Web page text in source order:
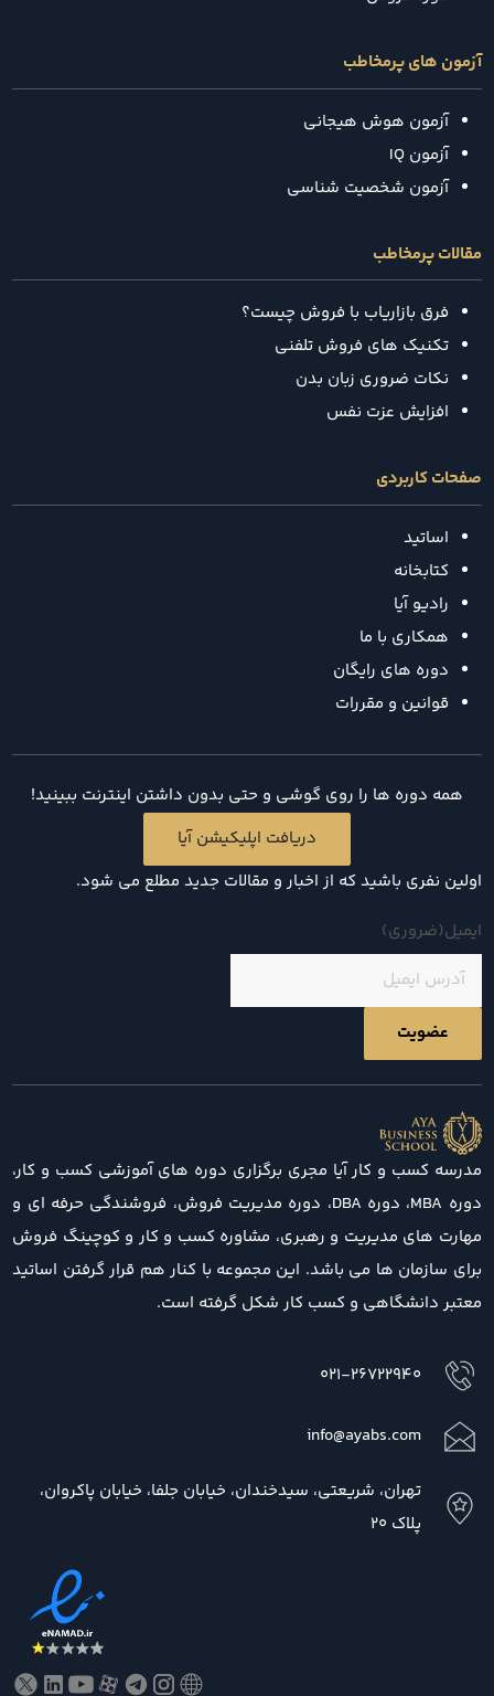
آزمون های پرمخاطب
آزمون هوش هیجانی
آزمون IQ
آزمون شخصیت شناسی
مقالات پرمخاطب
فرق بازاریاب با فروش چیست؟
تکنیک‌ های فروش تلفنی
نکات ضروری زبان بدن
افزایش عزت نفس
صفحات کاربردی
اساتید
کتابخانه
رادیو آیا
همکاری با ما
دوره های رایگان
قوانین و مقررات
همه دوره ها را روی گوشی و حتی بدون داشتن اینترنت ببینید!
دریافت اپلیکیشن آیا
اولین نفری باشید که از اخبار و مقالات جدید مطلع می شود.
ایمیل(ضروری)
مدرسه کسب و کار آیا مجری برگزاری دوره های آموزشی کسب و کار،
دوره MBA، دوره DBA، دوره مدیریت فروش، فروشندگی حرفه ای و
مهارت های مدیریت و رهبری، مشاوره کسب و کار و کوچینگ فروش
برای سازمان ها می باشد. این مجموعه با کنار هم قرار گرفتن اساتید
معتبر دانشگاهی و کسب کار شکل گرفته است.
021-26722940
info@ayabs.com
تهران، شریعتی، سیدخندان، خیابان جلفا، خیابان پاکروان،
پلاک 20